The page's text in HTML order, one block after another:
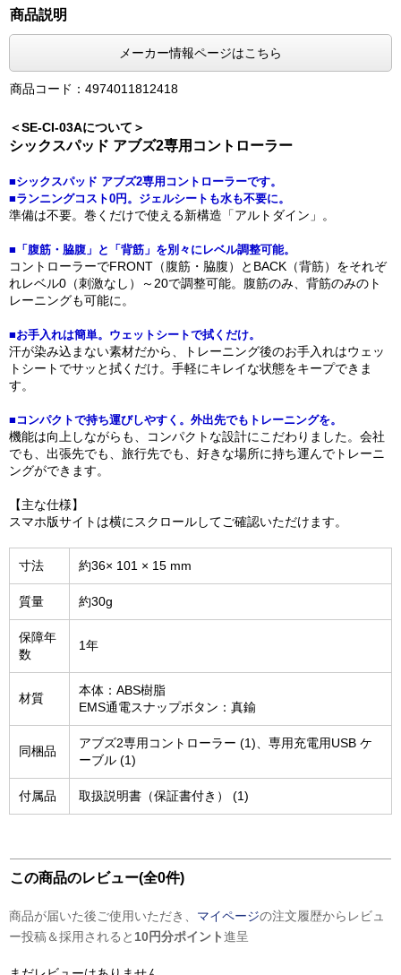
商品説明
メーカー情報ページはこちら
商品コード：4974011812418
＜SE-CI-03Aについて＞
シックスパッド アブズ2専用コントローラー
■シックスパッド アブズ2専用コントローラーです。
■ランニングコスト0円。ジェルシートも水も不要に。
準備は不要。巻くだけで使える新構造「アルトダイン」。
■「腹筋・脇腹」と「背筋」を別々にレベル調整可能。
コントローラーでFRONT（腹筋・脇腹）とBACK（背筋）をそれぞ
れレベル0（刺激なし）～20で調整可能。腹筋のみ、背筋のみのト
レーニングも可能に。
■お手入れは簡単。ウェットシートで拭くだけ。
汗が染み込まない素材だから、トレーニング後のお手入れはウェッ
トシートでサッと拭くだけ。手軽にキレイな状態をキープできま
す。
■コンパクトで持ち運びしやすく。外出先でもトレーニングを。
機能は向上しながらも、コンパクトな設計にこだわりました。会社
でも、出張先でも、旅行先でも、好きな場所に持ち運んでトレーニ
ングができます。
【主な仕様】
スマホ版サイトは横にスクロールしてご確認いただけます。
寸法 約36× 101 × 15 mm
質量 約30g
保障年
数
1年
材質
本体：ABS樹脂
EMS通電スナップボタン：真鍮
同梱品
アブズ2専用コントローラー (1)、専用充電用USB ケ
ーブル (1)
付属品 取扱説明書（保証書付き） (1)
この商品のレビュー(全0件)
商品が届いた後ご使用いただき、 マイページの注文履歴からレビュ
ー投稿＆採用されると 10円分ポイント進呈